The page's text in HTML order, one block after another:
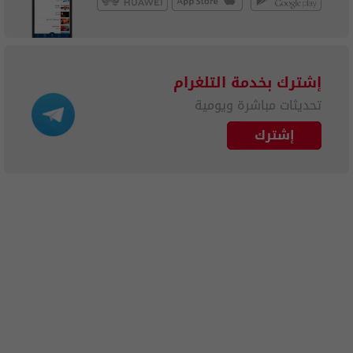
إشترك بخدمة التلغرام
تحديثات مباشرة ويومية
إشترك